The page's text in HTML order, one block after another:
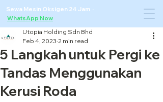
Sewa Mesin Oksigen 24 Jam ·
WhatsApp Now
5 Langkah untuk Pergi ke
Tandas Menggunakan
Kerusi Roda
Utopia Holding Sdn Bhd
Feb 4, 2023 2 min read